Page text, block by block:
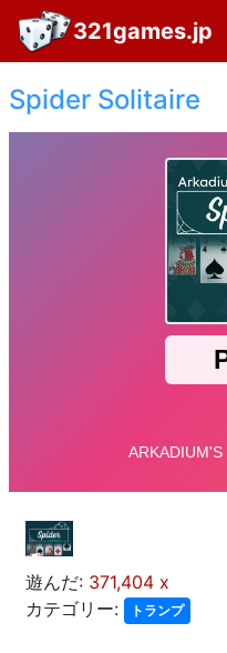
321games.jp
Spider Solitaire
遊んだ: 371,404 x
カテゴリー:
トランプ